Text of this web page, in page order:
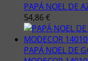
PAPÁ NOEL DE
54,86€
PAPÁ NOEL DE